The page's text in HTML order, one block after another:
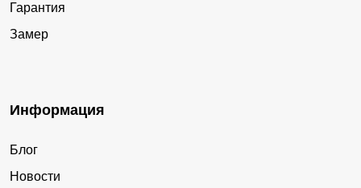
Гарантия
Замер
Информация
Блог
Новости